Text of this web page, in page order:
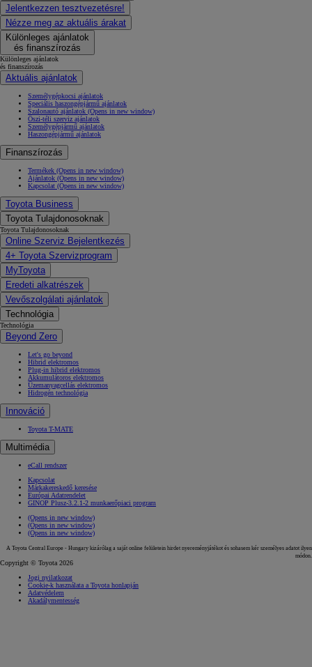
Jelentkezzen tesztvezetésre!
Nézze meg az aktuális árakat
Különleges ajánlatok
és finanszírozás
Különleges ajánlatok
és finanszírozás
Aktuális ajánlatok
Személygépkocsi ajánlatok
Speciális haszongépjármű ajánlatok
Szalonautó ajánlatok (Opens in new window)
Őszi-téli szerviz ajánlatok
Személygépjármű ajánlatok
Haszongépjármű ajánlatok
Finanszírozás
Termékek (Opens in new window)
Ajánlatok (Opens in new window)
Kapcsolat (Opens in new window)
Toyota Business
Toyota Tulajdonosoknak
Toyota Tulajdonosoknak
Online Szerviz Bejelentkezés
4+ Toyota Szervizprogram
MyToyota
Eredeti alkatrészek
Vevőszolgálati ajánlatok
Technológia
Technológia
Beyond Zero
Let's go beyond
Hibrid elektromos
Plug-in hibrid elektromos
Akkumulátoros elektromos
Üzemanyagcellás elektromos
Hidrogén technológia
Innováció
Toyota T-MATE
Multimédia
eCall rendszer
Kapcsolat
Márkakereskedő keresése
Európai Adatrendelet
GINOP Plusz-3.2.1-2 munkaerőpiaci program
(Opens in new window)
(Opens in new window)
(Opens in new window)
A Toyota Central Europe - Hungary kizárólag a saját online felületein hirdet nyereményjátékot és sohasem kér személyes adatot ilyen
módon.
Copyright © Toyota 2026
Jogi nyilatkozat
Cookie-k használata a Toyota honlapján
Adatvédelem
Akadálymentesség